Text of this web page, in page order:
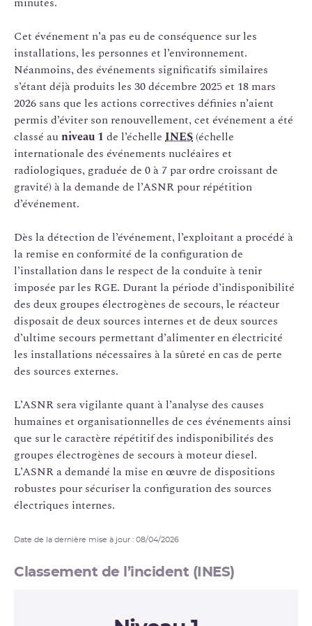
Cet événement n’a pas eu de conséquence sur les
installations, les personnes et l’environnement.
Néanmoins, des événements significatifs similaires
s’étant déjà produits les 30 décembre 2025 et 18 mars
2026 sans que les actions correctives définies n’aient
permis d’éviter son renouvellement, cet événement a été
classé auniveau 1 de l’échelle INES (échelle
internationale des événements nucléaires et
radiologiques, graduée de 0 à 7 par ordre croissant de
gravité) à la demande de l’ASNR pour répétition
d’événement.
Dès la détection de l’événement, l’exploitant a procédé à
la remise en conformité de la configuration de
l’installation dans le respect de la conduite à tenir
imposée par les RGE. Durant la période d’indisponibilité
des deux groupes électrogènes de secours, le réacteur
disposait de deux sources internes et de deux sources
d’ultime secours permettant d’alimenter en électricité
les installations nécessaires à la sûreté en cas de perte
des sources externes.
L’ASNR sera vigilante quant à l’analyse des causes
humaines et organisationnelles de ces événements ainsi
que sur le caractère répétitif des indisponibilités des
groupes électrogènes de secours à moteur diesel.
L’ASNR a demandé la mise en œuvre de dispositions
robustes pour sécuriser la configuration des sources
électriques internes.
Date de la dernière mise à jour : 08/04/2026
Classement de l’incident (INES)